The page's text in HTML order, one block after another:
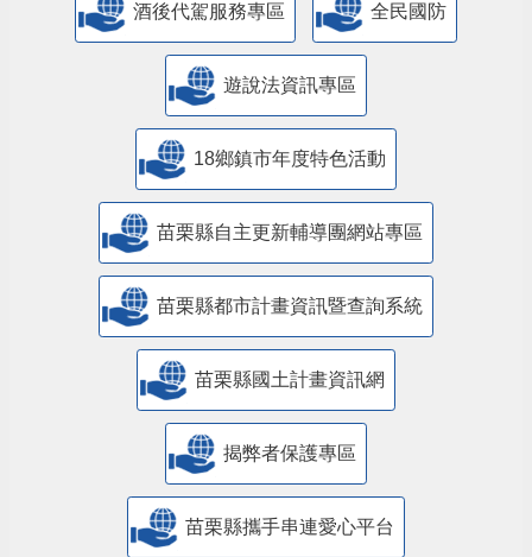
酒後代駕服務專區 全民國防
遊說法資訊專區
18鄉鎮市年度特色活動
苗栗縣自主更新輔導團網站專區
苗栗縣都市計畫資訊暨查詢系統
苗栗縣國土計畫資訊網
揭弊者保護專區
苗栗縣攜手串連愛心平台